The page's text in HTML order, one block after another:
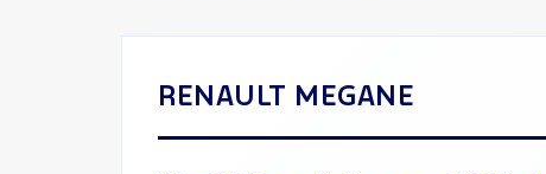
RENAULT MEGANE